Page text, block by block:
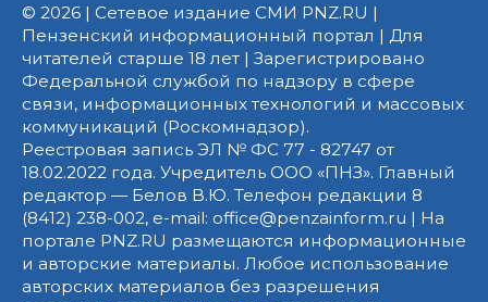
© 2026 | Сетевое издание СМИ PNZ.RU |
Пензенский информационный портал | Для
читателей старше 18 лет | Зарегистрировано
Федеральной службой по надзору в сфере
связи, информационных технологий и массовых
коммуникаций (Роскомнадзор).
Реестровая запись ЭЛ № ФС 77 - 82747 от
18.02.2022 года. Учредитель ООО «ПНЗ». Главный
редактор — Белов В.Ю. Телефон редакции 8
(8412) 238-002, e-mail: office@penzainform.ru | На
портале PNZ.RU размещаются информационные
и авторские материалы. Любое использование
авторских материалов без разрешения